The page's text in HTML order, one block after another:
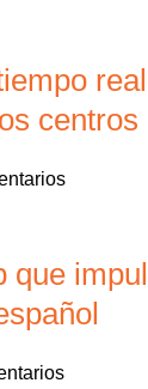
centros
que